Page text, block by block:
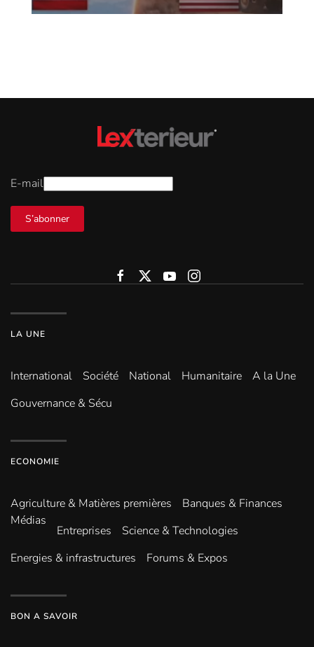
E-mail
S’abonner
LA UNE
International Société National Humanitaire
A la Une
Gouvernance & Sécu
ECONOMIE
Agriculture & Matières premières
Banques & Finances
Médias
Entreprises
Science & Technologies
Energies & infrastructures
Forums & Expos
BON A SAVOIR